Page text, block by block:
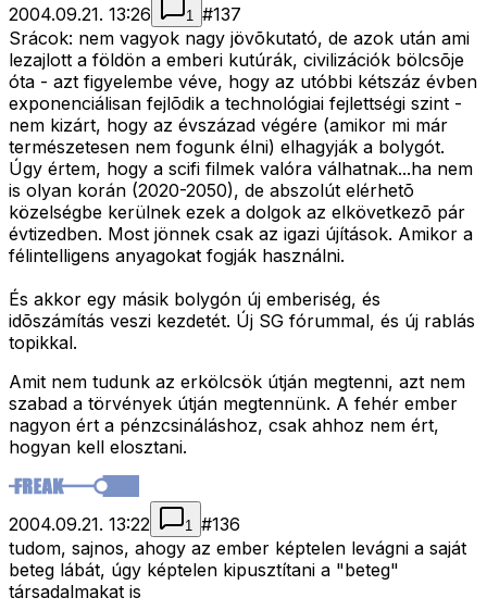
2004.09.21. 13:26 1 #137
Srácok: nem vagyok nagy jövõkutató, de azok után ami
lezajlott a földön a emberi kutúrák, civilizációk bölcsõje
óta - azt figyelembe véve, hogy az utóbbi kétszáz évben
exponenciálisan fejlõdik a technológiai fejlettségi szint -
nem kizárt, hogy az évszázad végére (amikor mi már
természetesen nem fogunk élni) elhagyják a bolygót.
Úgy értem, hogy a scifi filmek valóra válhatnak...ha nem
is olyan korán (2020-2050), de abszolút elérhetõ
közelségbe kerülnek ezek a dolgok az elkövetkezõ pár
évtizedben. Most jönnek csak az igazi újítások. Amikor a
félintelligens anyagokat fogják használni.
És akkor egy másik bolygón új emberiség, és
idõszámítás veszi kezdetét. Új SG fórummal, és új rablás
topikkal.
Amit nem tudunk az erkölcsök útján megtenni, azt nem
szabad a törvények útján megtennünk. A fehér ember
nagyon ért a pénzcsináláshoz, csak ahhoz nem ért,
hogyan kell elosztani.
2004.09.21. 13:22 1 #136
tudom, sajnos, ahogy az ember képtelen levágni a saját
beteg lábát, úgy képtelen kipusztítani a "beteg"
társadalmakat is